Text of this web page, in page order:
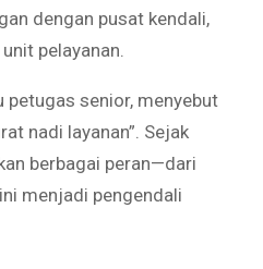
dengan pusat kendali,
pelayanan.
petugas senior, menyebut
nadi layanan”. Sejak
berbagai peran—dari
menjadi pengendali